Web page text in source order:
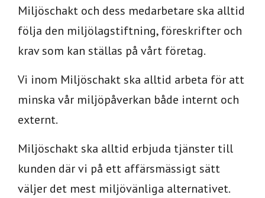
Miljöschakt och dess medarbetare ska alltid
följa den miljölagstiftning, föreskrifter och
krav som kan ställas på vårt företag.
Vi inom Miljöschakt ska alltid arbeta för att
minska vår miljöpåverkan både internt och
externt.
Miljöschakt ska alltid erbjuda tjänster till
kunden där vi på ett affärsmässigt sätt
väljer det mest miljövänliga alternativet.